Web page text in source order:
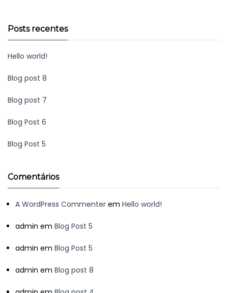
Posts recentes
Hello world!
Blog post 8
Blog post 7
Blog Post 6
Blog Post 5
Comentários
A WordPress Commenter em Hello world!
admin em Blog Post 5
admin em Blog Post 5
admin em Blog post 8